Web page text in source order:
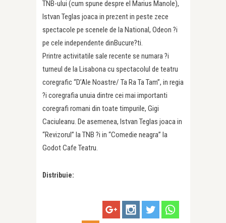
TNB-ului (cum spune despre el Marius Manole),
Istvan Teglas joaca in prezent in peste zece
spectacole pe scenele de la National, Odeon ?i
pe cele independente dinBucure?ti.
Printre activitatile sale recente se numara ?i
turneul de la Lisabona cu spectacolul de teatru
coregrafic “D’Ale Noastre/ Ta Ra Ta Tam”, in regia
?i coregrafia unuia dintre cei mai importanti
coregrafi romani din toate timpurile, Gigi
Caciuleanu. De asemenea, Istvan Teglas joaca in
“Revizorul” la TNB ?i in “Comedie neagra” la
Godot Cafe Teatru.
Distribuie: